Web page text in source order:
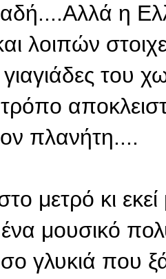
η
λοιπών
του
τρόπο
πλανήτη....
μετρό κι
μουσικό
γλυκιά που